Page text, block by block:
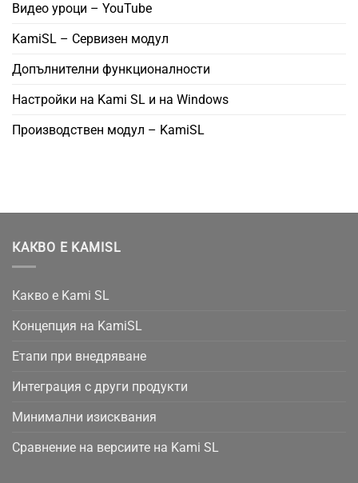
Видео уроци – YouTube
KamiSL – Сервизен модул
Допълнителни функционалности
Настройки на Kami SL и на Windows
Производствен модул – KamiSL
КАКВО Е KAMISL
Какво е Kami SL
Концепция на KamiSL
Етапи при внедряване
Интеграция с други продукти
Минимални изисквания
Сравнение на версиите на Kami SL